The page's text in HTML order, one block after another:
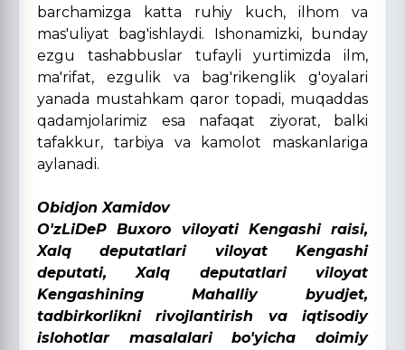
barchamizga katta ruhiy kuch, ilhom va
mas'uliyat bag'ishlaydi. Ishonamizki, bunday
ezgu tashabbuslar tufayli yurtimizda ilm,
ma'rifat, ezgulik va bag'rikenglik g'oyalari
yanada mustahkam qaror topadi, muqaddas
qadamjolarimiz esa nafaqat ziyorat, balki
tafakkur, tarbiya va kamolot maskanlariga
aylanadi.
Obidjon Xamidov
O'zLiDeP Buxoro viloyati Kengashi raisi,
Xalq deputatlari viloyat Kengashi
deputati, Xalq deputatlari viloyat
Kengashining Mahalliy byudjet,
tadbirkorlikni rivojlantirish va iqtisodiy
islohotlar masalalari bo'yicha doimiy